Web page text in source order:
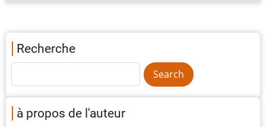
Recherche
à propos de l'auteur